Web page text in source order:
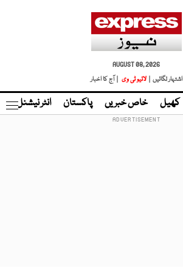
AUGUST 08, 2026
اشتہار لگائیں |
لائیو ٹی وی | آج کا اخبار
کھیل خاص خبریں پاکستان انٹر نیشنل